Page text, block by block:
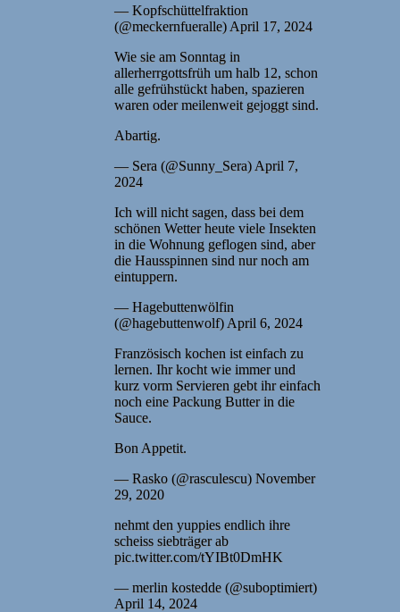
— Kopfschüttelfraktion
(@meckernfueralle) April 17, 2024
Wie sie am Sonntag in
allerherrgottsfrüh um halb 12, schon
alle gefrühstückt haben, spazieren
waren oder meilenweit gejoggt sind.
Abartig.
— Sera (@Sunny_Sera) April 7,
2024
Ich will nicht sagen, dass bei dem
schönen Wetter heute viele Insekten
in die Wohnung geflogen sind, aber
die Hausspinnen sind nur noch am
eintuppern.
— Hagebuttenwölfin
(@hagebuttenwolf) April 6, 2024
Französisch kochen ist einfach zu
lernen. Ihr kocht wie immer und
kurz vorm Servieren gebt ihr einfach
noch eine Packung Butter in die
Sauce.
Bon Appetit.
— Rasko (@rasculescu) November
29, 2020
nehmt den yuppies endlich ihre
scheiss siebträger ab
pic.twitter.com/tYIBt0DmHK
— merlin kostedde (@suboptimiert)
April 14, 2024